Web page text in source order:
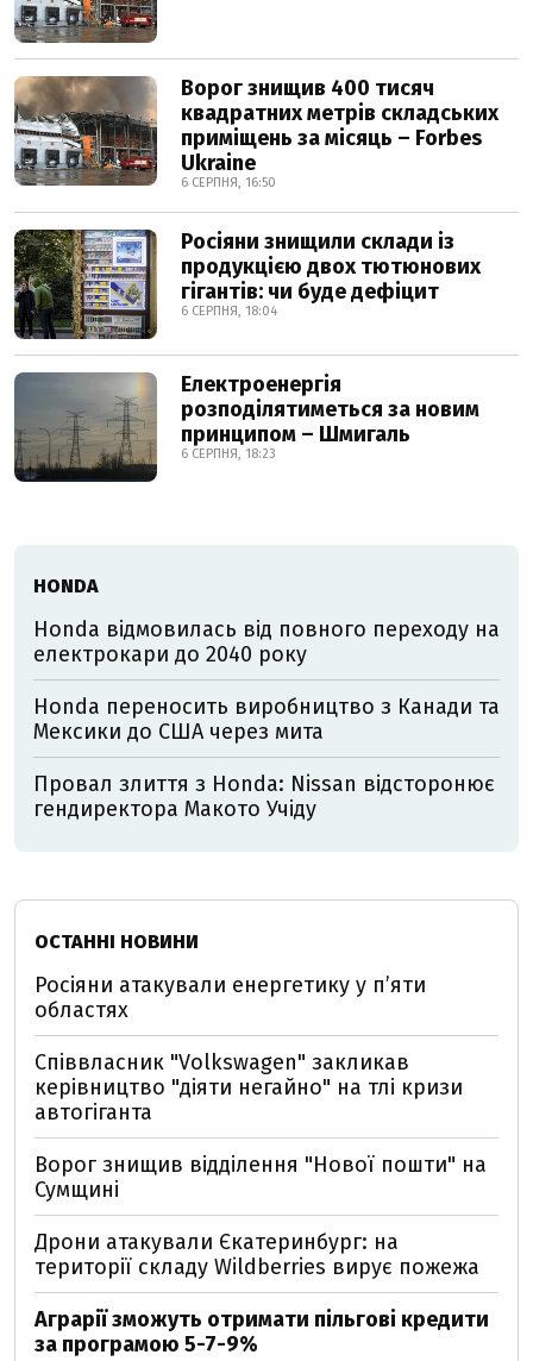
Ворог знищив 400 тисяч
квадратних метрів складських
приміщень за місяць – Forbes
Ukraine
6 СЕРПНЯ, 16:50
Росіяни знищили склади із
продукцією двох тютюнових
гігантів: чи буде дефіцит
6 СЕРПНЯ, 18:04
Електроенергія
розподілятиметься за новим
принципом – Шмигаль
6 СЕРПНЯ, 18:23
HONDA
Honda відмовилась від повного переходу на
електрокари до 2040 року
Honda переносить виробництво з Канади та
Мексики до США через мита
Провал злиття з Honda: Nissan відсторонює
гендиректора Макото Учіду
ОСТАННІ НОВИНИ
Росіяни атакували енергетику у пʼяти
областях
Співвласник "Volkswagen" закликав
керівництво "діяти негайно" на тлі кризи
автогіганта
Ворог знищив відділення "Нової пошти" на
Сумщині
Дрони атакували Єкатеринбург: на
території складу Wildberries вирує пожежа
Аграрії зможуть отримати пільгові кредити
за програмою 5-7-9%